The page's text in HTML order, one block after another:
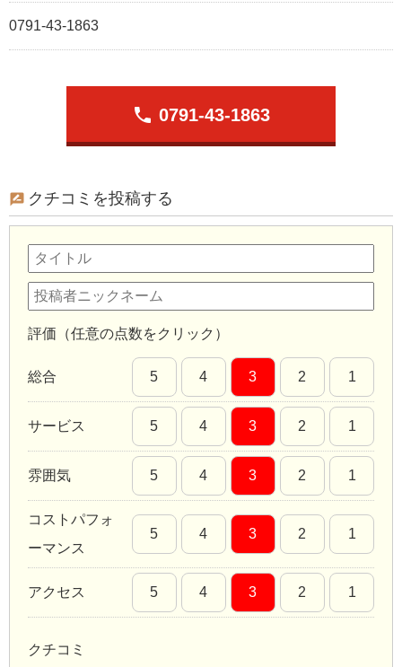
0791-43-1863
phone 0791-43-1863
クチコミを投稿する
評価（任意の点数をクリック）
総合 5 4 3 2 1
サービス 5 4 3 2 1
雰囲気 5 4 3 2 1
コストパフォ
ーマンス
5 4 3 2 1
アクセス 5 4 3 2 1
クチコミ